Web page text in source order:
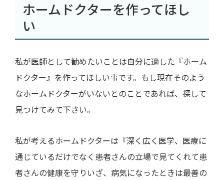
ホームドクターを作ってほし
い
私が医師として勧めたいことは自分に適した『ホーム
ドクター』を作ってほしい事です。もし現在そのよう
なホームドクターがいないとのことであれば、探して
見つけてみて下さい。
私が考えるホームドクターは『深く広く医学、医療に
通じているだけでなく患者さんの立場で見てくれて患
者さんの健康を守りいざ、病気になったときは最善の